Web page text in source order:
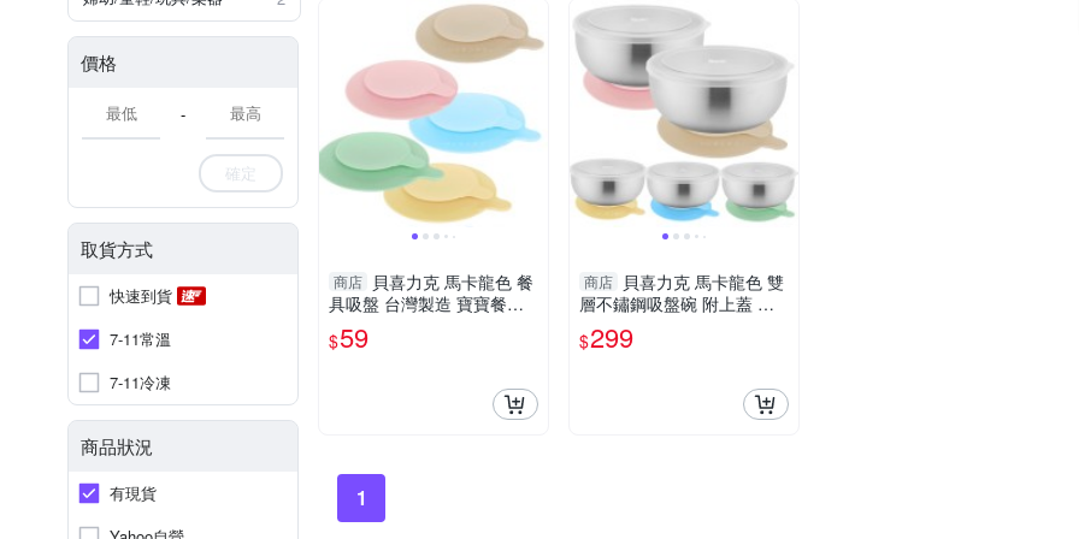
價格
-
確定
取貨方式
快速到貨
7-11常溫
7-11冷凍
商品狀況
有現貨
商店 貝喜力克 馬卡龍色 餐
具吸盤 台灣製造 寶寶餐具
雙面防滑吸盤墊 學習餐具
固定止滑吸盤 1541
$59
商店 貝喜力克 馬卡龍色 雙
層不鏽鋼吸盤碗 附上蓋 台
灣製造 隔熱碗 防滑矽膠吸
盤碗 學習餐具 D1358
$299
1